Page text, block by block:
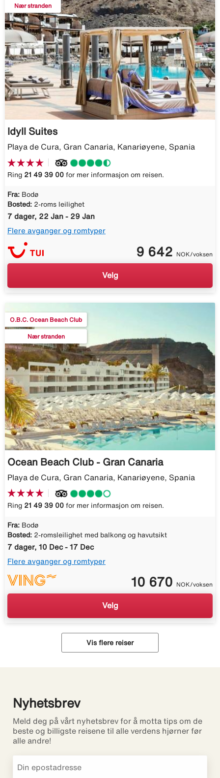
Nær stranden
Idyll Suites
Playa de Cura, Gran Canaria, Kanariøyene, Spania
Ring 21 49 39 00 for mer informasjon om reisen.
Fra: Bodø
Bosted: 2-roms leilighet
7 dager, 22 Jan - 29 Jan
Flere avganger og romtyper
9 642 NOK/voksen
Velg
O.B.C. Ocean Beach Club
Nær stranden
Ocean Beach Club - Gran Canaria
Playa de Cura, Gran Canaria, Kanariøyene, Spania
Ring 21 49 39 00 for mer informasjon om reisen.
Fra: Bodø
Bosted: 2-romsleilighet med balkong og havutsikt
7 dager, 10 Dec - 17 Dec
Flere avganger og romtyper
10 670 NOK/voksen
Velg
Vis flere reiser
Nyhetsbrev
Meld deg på vårt nyhetsbrev for å motta tips om de
beste og billigste reisene til alle verdens hjørner før
alle andre!